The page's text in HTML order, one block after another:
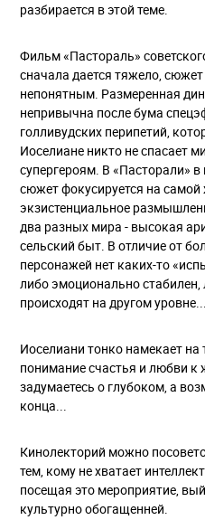
разбирается в этой теме.
Фильм «Пастораль»
сначала дается тяжело,
непонятным. Размеренная
непривычна после бума
голливудских перипетий,
Иоселиане никто не спасает
супергероям. В «Пасторали»
сюжет фокусируется на
экзистенциальное
два разных мира - высокая
сельский быт. В отличие от
персонажей нет каких-то
либо эмоционально стабилен,
происходят на другом уровне...
Иоселиани тонко намекает на
понимание счастья и любви
задумаетесь о глубоком, а
конца...
Кинолекторий можно
тем, кому не хватает
посещая это мероприятие,
культурно обогащенней.